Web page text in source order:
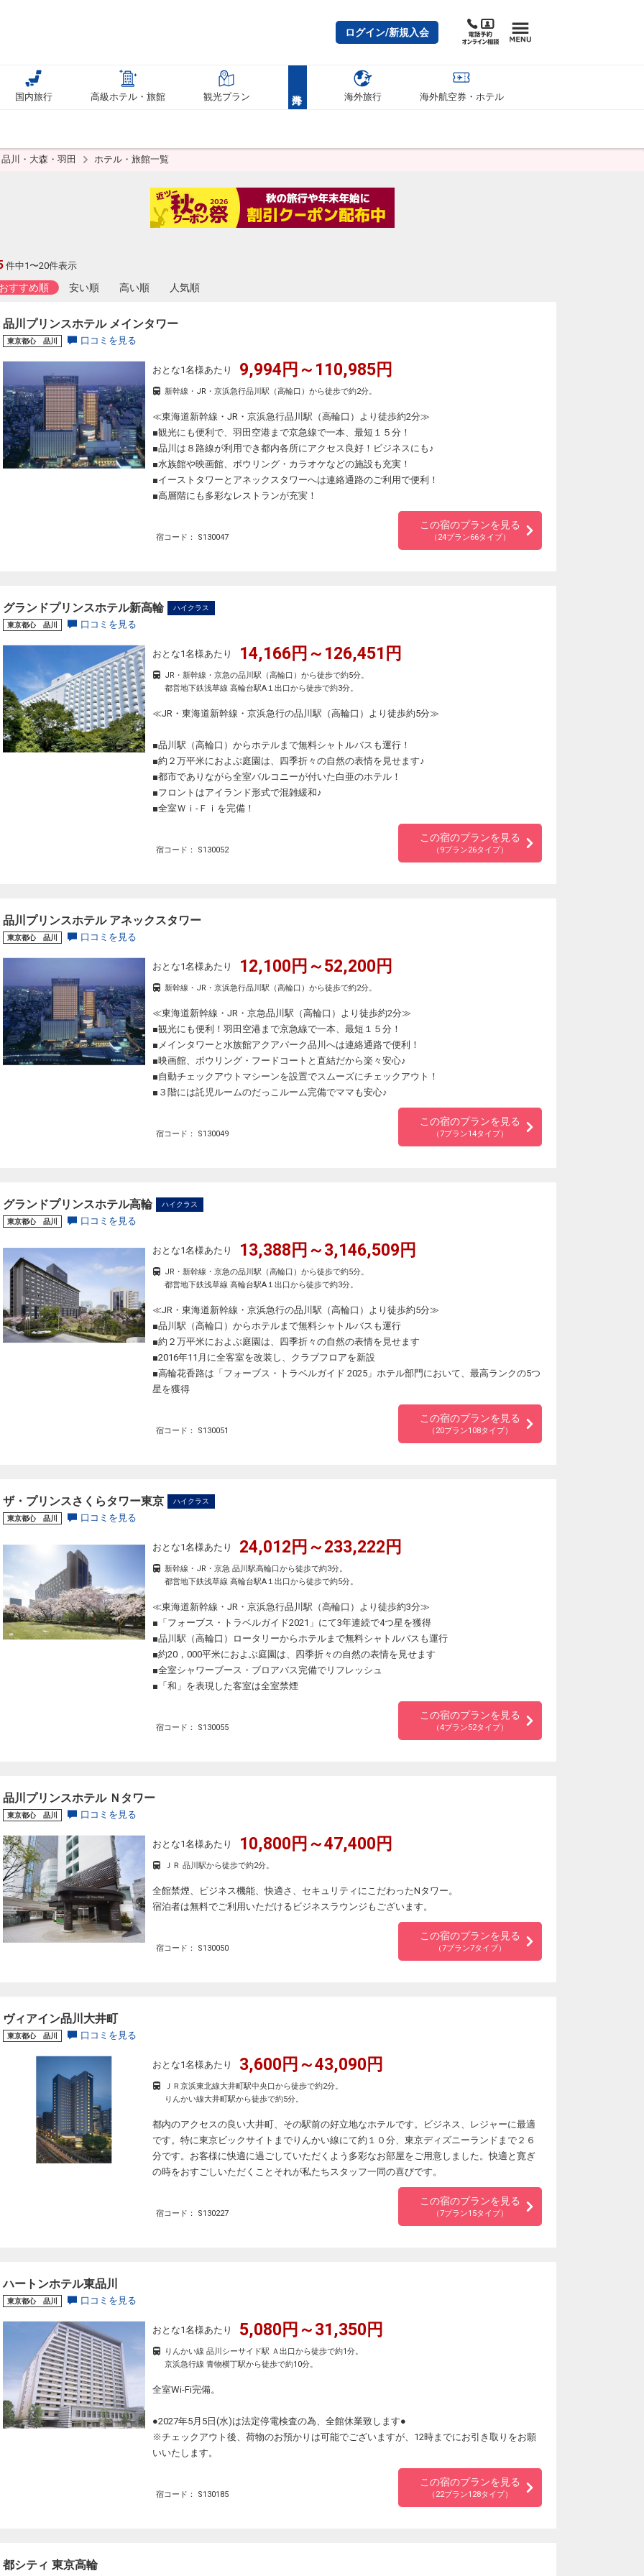
ログイン/新規入会
国内旅行 高級ホテル・旅館 観光プラン 海外旅行 海外航空券・ホテル
品川・大森・羽田 ホテル・旅館一覧
件中1〜20件表示
おすすめ順 安い順 高い順 人気順
品川プリンスホテル メインタワー
東京都心 品川 口コミを見る
おとな1名様あたり 9,994円～110,985円
新幹線・JR・京浜急行品川駅（高輪口）から徒歩で約2分。
≪東海道新幹線・JR・京浜急行品川駅（高輪口）より徒歩約2分≫
■観光にも便利で、羽田空港まで京急線で一本、最短１５分！
■品川は８路線が利用でき都内各所にアクセス良好！ビジネスにも♪
■水族館や映画館、ボウリング・カラオケなどの施設も充実！
■イーストタワーとアネックスタワーへは連絡通路のご利用で便利！
■高層階にも多彩なレストランが充実！
宿コード： S130047
この宿のプランを見る
（24プラン66タイプ）
グランドプリンスホテル新高輪 ハイクラス
東京都心 品川 口コミを見る
おとな1名様あたり 14,166円～126,451円
JR・新幹線・京急の品川駅（高輪口）から徒歩で約5分。
都営地下鉄浅草線 高輪台駅A１出口から徒歩で約3分。
≪JR・東海道新幹線・京浜急行の品川駅（高輪口）より徒歩約5分≫
■品川駅（高輪口）からホテルまで無料シャトルバスも運行！
■約２万平米におよぶ庭園は、四季折々の自然の表情を見せます♪
■都市でありながら全室バルコニーが付いた白亜のホテル！
■フロントはアイランド形式で混雑緩和♪
■全室Ｗｉ-Ｆｉを完備！
宿コード： S130052
この宿のプランを見る
（9プラン26タイプ）
品川プリンスホテル アネックスタワー
東京都心 品川 口コミを見る
おとな1名様あたり 12,100円～52,200円
新幹線・JR・京浜急行品川駅（高輪口）から徒歩で約2分。
≪東海道新幹線・JR・京急品川駅（高輪口）より徒歩約2分≫
■観光にも便利！羽田空港まで京急線で一本、最短１５分！
■メインタワーと水族館アクアパーク品川へは連絡通路で便利！
■映画館、ボウリング・フードコートと直結だから楽々安心♪
■自動チェックアウトマシーンを設置でスムーズにチェックアウト！
■３階には託児ルームのだっこルーム完備でママも安心♪
宿コード： S130049
この宿のプランを見る
（7プラン14タイプ）
グランドプリンスホテル高輪 ハイクラス
東京都心 品川 口コミを見る
おとな1名様あたり 13,388円～3,146,509円
JR・新幹線・京急の品川駅（高輪口）から徒歩で約5分。
都営地下鉄浅草線 高輪台駅A１出口から徒歩で約3分。
≪JR・東海道新幹線・京浜急行の品川駅（高輪口）より徒歩約5分≫
■品川駅（高輪口）からホテルまで無料シャトルバスも運行
■約２万平米におよぶ庭園は、四季折々の自然の表情を見せます
■2016年11月に全客室を改装し、クラブフロアを新設
■高輪花香路は「フォーブス・トラベルガイド 2025」ホテル部門において、最高ランクの5つ
星を獲得
宿コード： S130051
この宿のプランを見る
（20プラン108タイプ）
ザ・プリンスさくらタワー東京 ハイクラス
東京都心 品川 口コミを見る
おとな1名様あたり 24,012円～233,222円
新幹線・JR・京急 品川駅高輪口から徒歩で約3分。
都営地下鉄浅草線 高輪台駅A１出口から徒歩で約5分。
≪東海道新幹線・JR・京浜急行品川駅（高輪口）より徒歩約3分≫
■「フォーブス・トラベルガイド2021」にて3年連続で4つ星を獲得
■品川駅（高輪口）ロータリーからホテルまで無料シャトルバスも運行
■約20，000平米におよぶ庭園は、四季折々の自然の表情を見せます
■全室シャワーブース・ブロアバス完備でリフレッシュ
■「和」を表現した客室は全室禁煙
宿コード： S130055
この宿のプランを見る
（4プラン52タイプ）
品川プリンスホテル Ｎタワー
東京都心 品川 口コミを見る
おとな1名様あたり 10,800円～47,400円
ＪＲ 品川駅から徒歩で約2分。
全館禁煙、ビジネス機能、快適さ、セキュリティにこだわったNタワー。
宿泊者は無料でご利用いただけるビジネスラウンジもございます。
宿コード： S130050
この宿のプランを見る
（7プラン7タイプ）
ヴィアイン品川大井町
東京都心 品川 口コミを見る
おとな1名様あたり 3,600円～43,090円
ＪＲ京浜東北線大井町駅中央口から徒歩で約2分。
りんかい線大井町駅から徒歩で約5分。
都内のアクセスの良い大井町、その駅前の好立地なホテルです。ビジネス、レジャーに最適
です。特に東京ビックサイトまでりんかい線にて約１０分、東京ディズニーランドまで２６
分です。お客様に快適に過ごしていただくよう多彩なお部屋をご用意しました。快適と寛ぎ
の時をおすごしいただくことそれが私たちスタッフ一同の喜びです。
宿コード： S130227
この宿のプランを見る
（7プラン15タイプ）
ハートンホテル東品川
東京都心 品川 口コミを見る
おとな1名様あたり 5,080円～31,350円
りんかい線 品川シーサイド駅 Ａ出口から徒歩で約1分。
京浜急行線 青物横丁駅から徒歩で約10分。
全室Wi-Fi完備。
●2027年5月5日(水)は法定停電検査の為、全館休業致します●
※チェックアウト後、荷物のお預かりは可能でございますが、12時までにお引き取りをお願
いいたします。
宿コード： S130185
この宿のプランを見る
（22プラン128タイプ）
都シティ 東京高輪